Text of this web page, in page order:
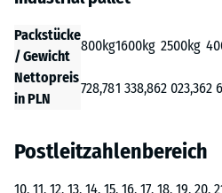
Packstücke
/ Gewicht
800kg1600kg 2500kg
Nettopreis
in PLN
728,781 338,862 023,362
Postleitzahlenbereich
10, 11, 12, 13, 14, 15, 16, 17, 18, 19, 20,